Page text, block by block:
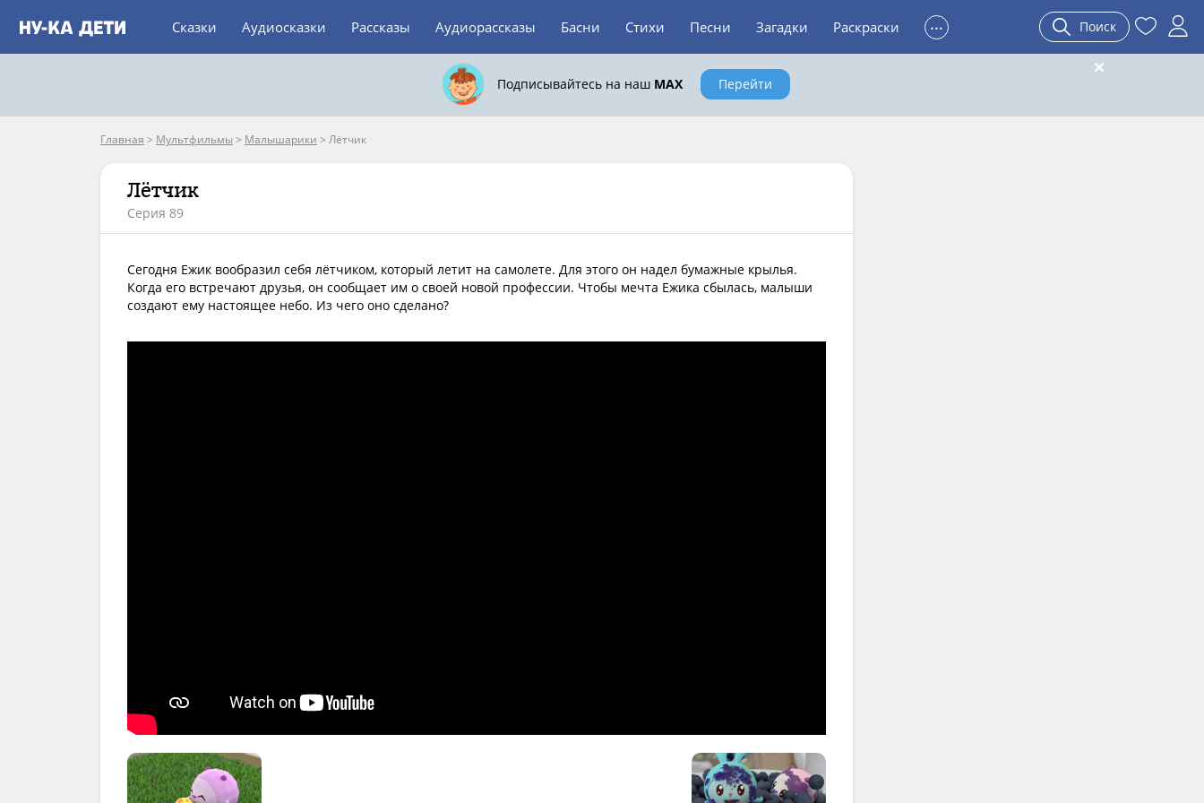
Сказки Аудиосказки Рассказы Аудиорассказы Басни Стихи Песни Загадки Раскраски ... Поиск
Подписывайтесь на наш MAX Перейти
Главная > Мультфильмы > Малышарики > Лётчик
Лётчик
Серия 89
Сегодня Ежик вообразил себя лётчиком, который летит на самолете. Для этого он надел бумажные крылья.
Когда его встречают друзья, он сообщает им о своей новой профессии. Чтобы мечта Ежика сбылась, малыши
создают ему настоящее небо. Из чего оно сделано?